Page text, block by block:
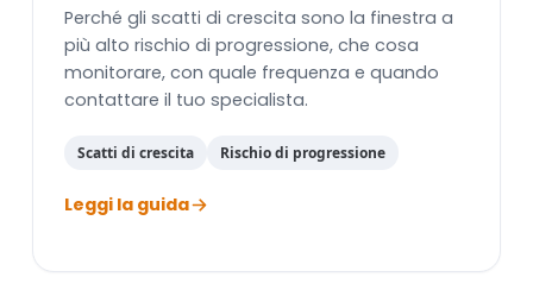
Perché gli scatti di crescita sono la finestra a
più alto rischio di progressione, che cosa
monitorare, con quale frequenza e quando
contattare il tuo specialista.
Scatti di crescita Rischio di progressione
Leggi la guida